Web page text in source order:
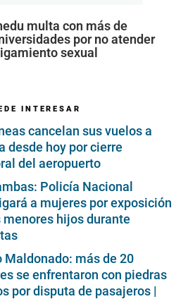
multa con más de
por no atender
sexual
INTERESAR
cancelan sus vuelos a
desde hoy por cierre
del aeropuerto
Policía Nacional
a mujeres por exposición
menores hijos durante
Maldonado: más de 20
se enfrentaron con piedras
por disputa de pasajeros |